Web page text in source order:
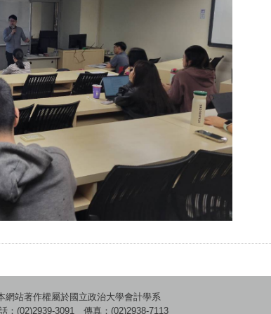
網站著作權屬於國立政治大學會計學系
：(02)2939-3091 傳真：(02)2938-7113